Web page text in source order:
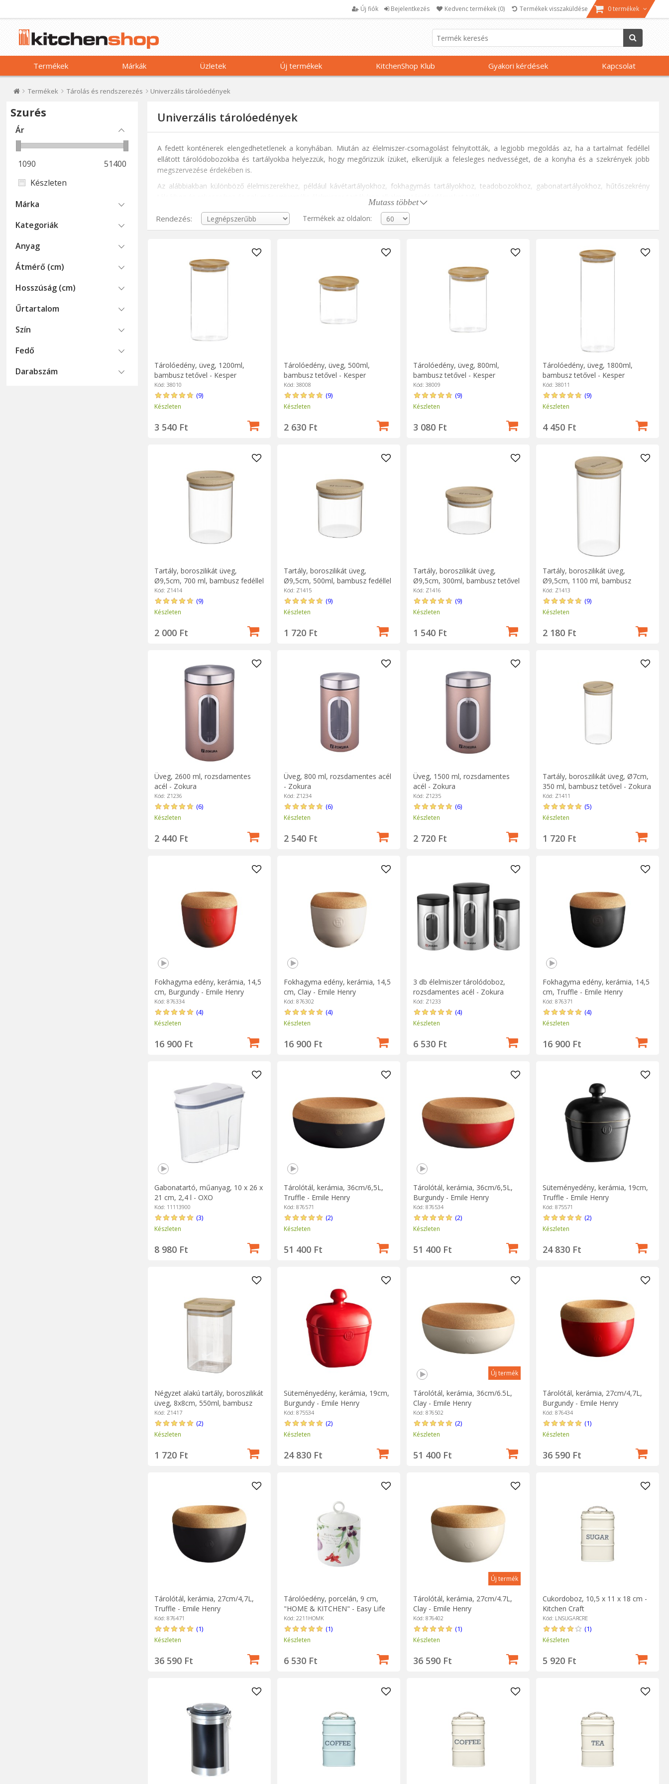
Új fiók Bejelentkezés Kedvenc termékek (0) Termékek visszaküldése 0 termékek
Termékek Márkák Üzletek Új termékek KitchenShop Klub Gyakori kérdések Kapcsolat
Termékek Tárolás és rendszerezés Univerzális tárolóedények
Szurés
Ár
1090
51400
Készleten
Márka
Kategoriák
Anyag
Átmérő (cm)
Hosszúság (cm)
Űrtartalom
Szín
Fedő
Darabszám
Univerzális tárolóedények
A fedett konténerek elengedhetetlenek a konyhában. Miután az élelmiszer-csomagolást felnyitották, a legjobb megoldás az, ha a tartalmat fedéllel
ellátott tárolódobozokba és tartályokba helyezzük, hogy megőrizzük ízüket, elkerüljük a felesleges nedvességet, de a konyha és a szekrények jobb
megszervezése érdekében is.
Az alábbiakban különböző élelmiszerekhez, például kávétartályokhoz, fokhagymás tartályokhoz, teadobozokhoz, gabonatartályokhoz, hűtőszekrény
tálcáihoz és rekeszeihez és sok más univerzális élelmiszer-tartályhoz alkalmas tárolóedényeket talál.
Válasszon az üvegből, műanyagból, rozsdamentes acélból és más, élelmiszerek tárolására alkalmas anyagokból készült tárolóedények közül. Az
átlátszó tartályok esztétikusak, elegánsak, és előnyt biztosítanak a tartalom megtekintéséhez, de figyelni kell az élelmiszerek típusára is - néhányuk,
Mutass többet
Rendezés: Termékek az oldalon:
Tárolóedény, üveg, 1200ml,
bambusz tetővel - Kesper
Kód: 38010
(9)
Készleten
3 540 Ft
Tárolóedény, üveg, 500ml,
bambusz tetővel - Kesper
Kód: 38008
(9)
Készleten
2 630 Ft
Tárolóedény, üveg, 800ml,
bambusz tetővel - Kesper
Kód: 38009
(9)
Készleten
3 080 Ft
Tárolóedény, üveg, 1800ml,
bambusz tetővel - Kesper
Kód: 38011
(9)
Készleten
4 450 Ft
Tartály, boroszilikát üveg,
Ø9,5cm, 700 ml, bambusz fedéllel
- Zokura
Kód: Z1414
(9)
Készleten
2 000 Ft
Tartály, boroszilikát üveg,
Ø9,5cm, 500ml, bambusz fedéllel
- Zokura
Kód: Z1415
(9)
Készleten
1 720 Ft
Tartály, boroszilikát üveg,
Ø9,5cm, 300ml, bambusz tetővel
- Zokura
Kód: Z1416
(9)
Készleten
1 540 Ft
Tartály, boroszilikát üveg,
Ø9,5cm, 1100 ml, bambusz
fedéllel - Zokura
Kód: Z1413
(9)
Készleten
2 180 Ft
Üveg, 2600 ml, rozsdamentes
acél - Zokura
Kód: Z1236
(6)
Készleten
2 440 Ft
Üveg, 800 ml, rozsdamentes acél
- Zokura
Kód: Z1234
(6)
Készleten
2 540 Ft
Üveg, 1500 ml, rozsdamentes
acél - Zokura
Kód: Z1235
(6)
Készleten
2 720 Ft
Tartály, boroszilikát üveg, Ø7cm,
350 ml, bambusz tetővel - Zokura
Kód: Z1411
(5)
Készleten
1 720 Ft
Fokhagyma edény, kerámia, 14,5
cm, Burgundy - Emile Henry
Kód: 876334
(4)
Készleten
16 900 Ft
Fokhagyma edény, kerámia, 14,5
cm, Clay - Emile Henry
Kód: 876302
(4)
Készleten
16 900 Ft
3 db élelmiszer tárolódoboz,
rozsdamentes acél - Zokura
Kód: Z1233
(4)
Készleten
6 530 Ft
Fokhagyma edény, kerámia, 14,5
cm, Truffle - Emile Henry
Kód: 876371
(4)
Készleten
16 900 Ft
Gabonatartó, műanyag, 10 x 26 x
21 cm, 2,4 l - OXO
Kód: 11113900
(3)
Készleten
8 980 Ft
Tárolótál, kerámia, 36cm/6,5L,
Truffle - Emile Henry
Kód: 876571
(2)
Készleten
51 400 Ft
Tárolótál, kerámia, 36cm/6,5L,
Burgundy - Emile Henry
Kód: 876534
(2)
Készleten
51 400 Ft
Süteményedény, kerámia, 19cm,
Truffle - Emile Henry
Kód: 875571
(2)
Készleten
24 830 Ft
Négyzet alakú tartály, boroszilikát
üveg, 8x8cm, 550ml, bambusz
fedéllel - Zokura
Kód: Z1417
(2)
Készleten
1 720 Ft
Süteményedény, kerámia, 19cm,
Burgundy - Emile Henry
Kód: 875534
(2)
Készleten
24 830 Ft
Új termék
Tárolótál, kerámia, 36cm/6.5L,
Clay - Emile Henry
Kód: 876502
(2)
Készleten
51 400 Ft
Tárolótál, kerámia, 27cm/4,7L,
Burgundy - Emile Henry
Kód: 876434
(1)
Készleten
36 590 Ft
Tárolótál, kerámia, 27cm/4,7L,
Truffle - Emile Henry
Kód: 876471
(1)
Készleten
36 590 Ft
Tárolóedény, porcelán, 9 cm,
"HOME & KITCHEN" - Easy Life
Kód: 2211HOMK
(1)
Készleten
6 530 Ft
Új termék
Tárolótál, kerámia, 27cm/4.7L,
Clay - Emile Henry
Kód: 876402
(1)
Készleten
36 590 Ft
Cukordoboz, 10,5 x 11 x 18 cm -
Kitchen Craft
Kód: LNSUGARCRE
(1)
Készleten
5 920 Ft